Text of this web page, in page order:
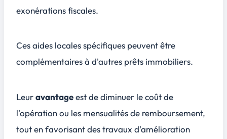
exonérations fiscales.
Ces aides locales spécifiques peuvent être
complémentaires à d'autres prêts immobiliers.
Leuravantageest de diminuer le coût de
l'opération ou les mensualités de remboursement,
tout en favorisant des travaux d'amélioration